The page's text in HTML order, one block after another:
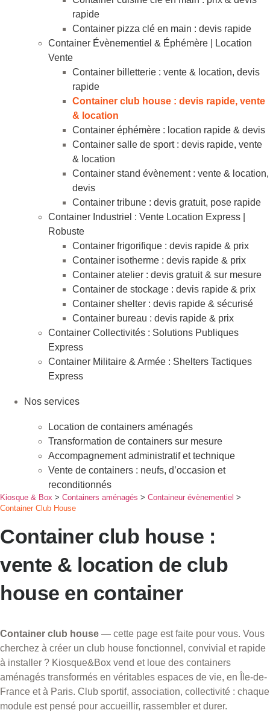
rapide
Container pizza clé en main : devis rapide
Container Évènementiel & Éphémère | Location
Vente
Container billetterie : vente & location, devis
rapide
Container club house : devis rapide, vente
& location
Container éphémère : location rapide & devis
Container salle de sport : devis rapide, vente
& location
Container stand évènement : vente & location,
devis
Container tribune : devis gratuit, pose rapide
Container Industriel : Vente Location Express |
Robuste
Container frigorifique : devis rapide & prix
Container isotherme : devis rapide & prix
Container atelier : devis gratuit & sur mesure
Container de stockage : devis rapide & prix
Container shelter : devis rapide & sécurisé
Container bureau : devis rapide & prix
Container Collectivités : Solutions Publiques
Express
Container Militaire & Armée : Shelters Tactiques
Express
Nos services
Location de containers aménagés
Transformation de containers sur mesure
Accompagnement administratif et technique
Vente de containers : neufs, d’occasion et
reconditionnés
Kiosque & Box > Containers aménagés > Containeur évènementiel >
Container Club House
Container club house :
vente & location de club
house en container
Container club house — cette page est faite pour vous. Vous
cherchez à créer un club house fonctionnel, convivial et rapide
à installer ? Kiosque&Box vend et loue des containers
aménagés transformés en véritables espaces de vie, en Île-de-
France et à Paris. Club sportif, association, collectivité : chaque
module est pensé pour accueillir, rassembler et durer.